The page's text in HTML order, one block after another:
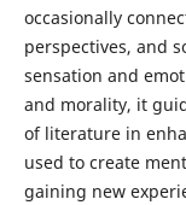
occasionally
perspectives, and
sensation and
and morality, it
of literature in
used to create
gaining new